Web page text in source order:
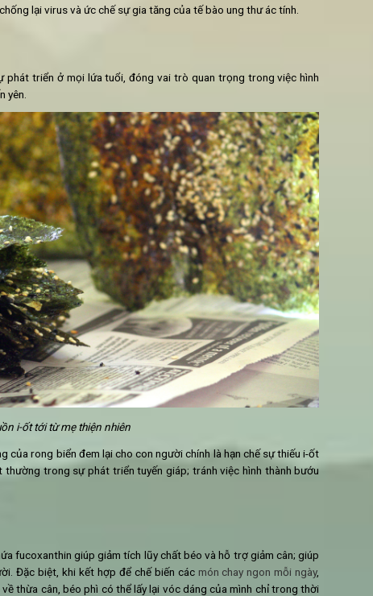
tới một tương lai mới đối cho con người.
con người
"khổng lồ" đối với sức khỏe so với phần lớn các thực phẩm có
các khoáng chất thiết yếu, cần thiết cho cơ thể như magiê,
đó, rong biển chứa rất nhiều:
báu này là yếu tố giúp đem đến vô vàn tác dụng của rong
giúp chông lại việc hình thành khối u và các bệnh ung thư
Các loại rong biển nâu như tảo bẹ, wakame, kombu chứa
dương
cho sự phát triển ở mọi lứa tuổi, đóng vai trò quan trọng